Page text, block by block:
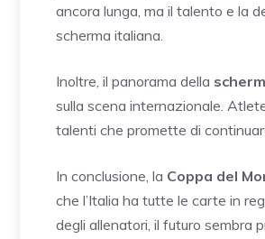
ancora lunga, ma il talento e la
scherma italiana.
Inoltre, il panorama della
sulla scena internazionale.
talenti che promette di
In conclusione, la Coppa del
che l’Italia ha tutte le carte in
degli allenatori, il futuro sembra